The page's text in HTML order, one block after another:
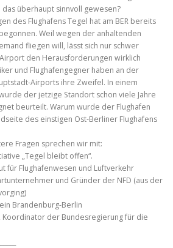
überhaupt sinnvoll gewesen?
des Flughafens Tegel hat am BER bereits
Weil wegen der anhaltenden
fliegen will, lässt sich nur schwer
den Herausforderungen wirklich
und Flughafengegner haben an der
Airports ihre Zweifel. In einem
der jetzige Standort schon viele Jahre
beurteilt. Warum wurde der Flughafen
des einstigen Ost-Berliner Flughafens
Fragen sprechen wir mit:
„Tegel bleibt offen“.
für Flughafenwesen und Luftverkehr
und Gründer der NFD (aus der
Brandenburg-Berlin
Koordinator der Bundesregierung für die